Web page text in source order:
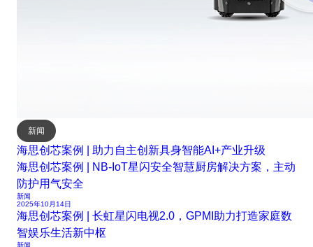
新闻
海思创芯案例 | 助力自主创新具身智能AI+产业升级
海思创芯案例 | NB-IoT星闪安全智慧厨房解决方案，主动
防护用气安全
新闻
2025年10月14日
海思创芯案例 | 长虹星闪电视2.0，GPMI助力打造家庭数
智娱乐生活新中枢
新闻